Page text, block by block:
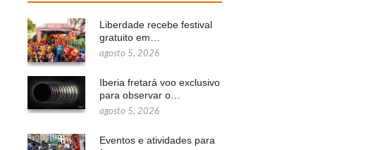
Liberdade recebe festival
gratuito em…
agosto 5, 2026
Iberia fretará voo exclusivo
para observar o…
agosto 5, 2026
Eventos e atividades para